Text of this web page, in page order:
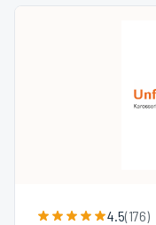
4.5(176)